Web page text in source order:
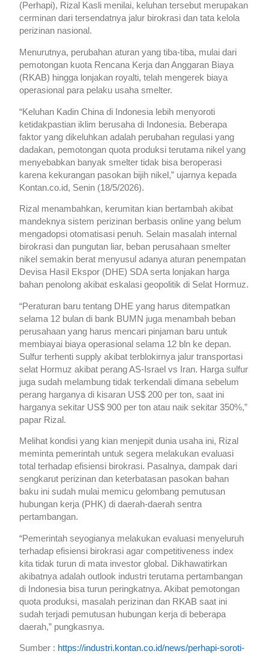
(Perhapi), Rizal Kasli menilai, keluhan tersebut merupakan
cerminan dari tersendatnya jalur birokrasi dan tata kelola
perizinan nasional.
Menurutnya, perubahan aturan yang tiba-tiba, mulai dari
pemotongan kuota Rencana Kerja dan Anggaran Biaya
(RKAB) hingga lonjakan royalti, telah mengerek biaya
operasional para pelaku usaha smelter.
“Keluhan Kadin China di Indonesia lebih menyoroti
ketidakpastian iklim berusaha di Indonesia. Beberapa
faktor yang dikeluhkan adalah perubahan regulasi yang
dadakan, pemotongan quota produksi terutama nikel yang
menyebabkan banyak smelter tidak bisa beroperasi
karena kekurangan pasokan bijih nikel,” ujarnya kepada
Kontan.co.id, Senin (18/5/2026).
Rizal menambahkan, kerumitan kian bertambah akibat
mandeknya sistem perizinan berbasis online yang belum
mengadopsi otomatisasi penuh. Selain masalah internal
birokrasi dan pungutan liar, beban perusahaan smelter
nikel semakin berat menyusul adanya aturan penempatan
Devisa Hasil Ekspor (DHE) SDA serta lonjakan harga
bahan penolong akibat eskalasi geopolitik di Selat Hormuz.
“Peraturan baru tentang DHE yang harus ditempatkan
selama 12 bulan di bank BUMN juga menambah beban
perusahaan yang harus mencari pinjaman baru untuk
membiayai biaya operasional selama 12 bln ke depan.
Sulfur terhenti supply akibat terblokirnya jalur transportasi
selat Hormuz akibat perang AS-Israel vs Iran. Harga sulfur
juga sudah melambung tidak terkendali dimana sebelum
perang harganya di kisaran US$ 200 per ton, saat ini
harganya sekitar US$ 900 per ton atau naik sekitar 350%,”
papar Rizal.
Melihat kondisi yang kian menjepit dunia usaha ini, Rizal
meminta pemerintah untuk segera melakukan evaluasi
total terhadap efisiensi birokrasi. Pasalnya, dampak dari
sengkarut perizinan dan keterbatasan pasokan bahan
baku ini sudah mulai memicu gelombang pemutusan
hubungan kerja (PHK) di daerah-daerah sentra
pertambangan.
“Pemerintah seyogianya melakukan evaluasi menyeluruh
terhadap efisiensi birokrasi agar competitiveness index
kita tidak turun di mata investor global. Dikhawatirkan
akibatnya adalah outlook industri terutama pertambangan
di Indonesia bisa turun peringkatnya. Akibat pemotongan
quota produksi, masalah perizinan dan RKAB saat ini
sudah terjadi pemutusan hubungan kerja di beberapa
daerah,” pungkasnya.
Sumber : https://industri.kontan.co.id/news/perhapi-soroti-